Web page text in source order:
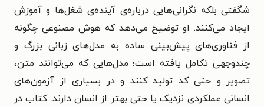
شگفتی بلکه نگرانی‌هایی درباره‌ی آینده‌ی شغل‌ها و آموزش
ایجاد می‌کنند. او توضیح می‌دهد که هوش مصنوعی چگونه
از فناوری‌های پیش‌بینی ساده به مدل‌های زبانی بزرگ و
چندوجهی تکامل یافته است؛ مدل‌هایی که می‌توانند متن،
تصویر و حتی کد تولید کنند و در بسیاری از آزمون‌های
انسانی عملکردی نزدیک یا حتی بهتر از انسان دارند. کتاب در